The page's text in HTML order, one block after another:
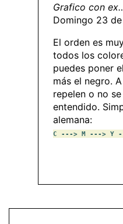
Grafico con
Domingo 23
El orden es
todos los
puedes poner
más el negro.
repelen o no
entendido.
alemana:
C ---> M ---> Y